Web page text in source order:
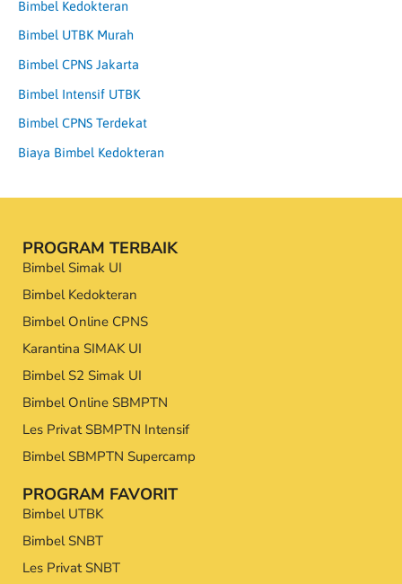
Bimbel Kedokteran
Bimbel UTBK Murah
Bimbel CPNS Jakarta
Bimbel Intensif UTBK
Bimbel CPNS Terdekat
Biaya Bimbel Kedokteran
PROGRAM TERBAIK
Bimbel Simak UI
Bimbel Kedokteran
Bimbel Online CPNS
Karantina SIMAK UI
Bimbel S2 Simak UI
Bimbel Online SBMPTN
Les Privat SBMPTN Intensif
Bimbel SBMPTN Supercamp
PROGRAM FAVORIT
Bimbel UTBK
Bimbel SNBT
Les Privat SNBT